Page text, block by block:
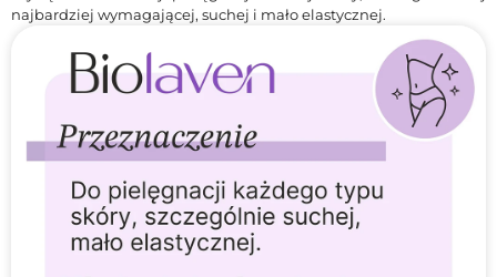
najbardziej wymagającej, suchej i mało elastycznej.